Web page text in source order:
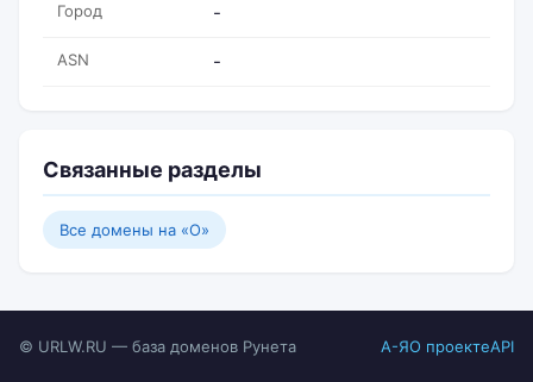
Город -
ASN -
Связанные разделы
Все домены на «O»
© URLW.RU — база доменов Рунета А-ЯО проектеAPI